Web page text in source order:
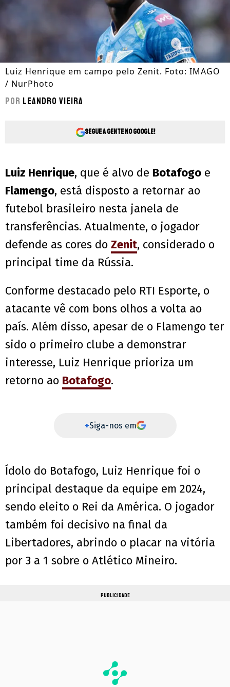
Luiz Henrique em campo pelo Zenit. Foto: IMAGO
/ NurPhoto
Por Leandro Vieira
Segue a gente no Google!
Luiz Henrique, que é alvo de Botafogo e
Flamengo, está disposto a retornar ao
futebol brasileiro nesta janela de
transferências. Atualmente, o jogador
defende as cores do Zenit, considerado o
principal time da Rússia.
Conforme destacado pelo RTI Esporte, o
atacante vê com bons olhos a volta ao
país. Além disso, apesar de o Flamengo ter
sido o primeiro clube a demonstrar
interesse, Luiz Henrique prioriza um
retorno ao Botafogo.
+Siga-nos em
Ídolo do Botafogo, Luiz Henrique foi o
principal destaque da equipe em 2024,
sendo eleito o Rei da América. O jogador
também foi decisivo na final da
Libertadores, abrindo o placar na vitória
por 3 a 1 sobre o Atlético Mineiro.
PUBLICIDADE